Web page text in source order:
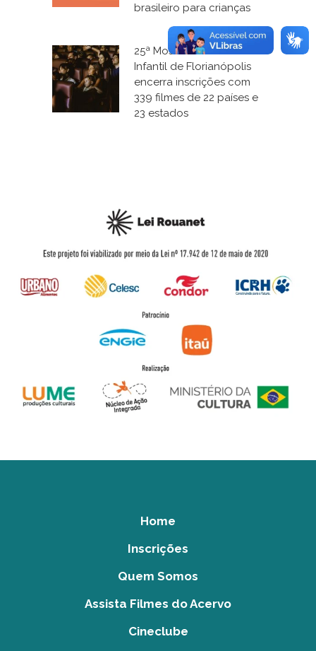
brasileiro para crianças
25ª Mostra de Cinema
Infantil de Florianópolis
encerra inscrições com
339 filmes de 22 países e
23 estados
Home
Inscrições
Quem Somos
Assista Filmes do Acervo
Cineclube